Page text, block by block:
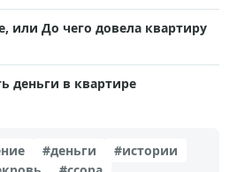
или До чего довела квартиру
деньги в квартире
#деньги
#истории